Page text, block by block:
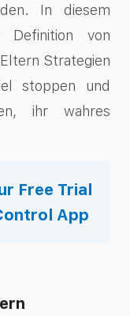
In diesem
Definition von
Strategien
stoppen und
ihr wahres
Free Trial
App